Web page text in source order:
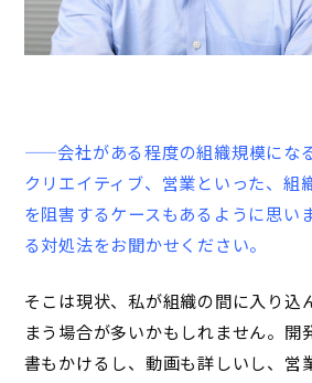
——会社がある程度の組織規模にな
クリエイティブ、営業といった、組
を阻害するケースもあるように思い
る対処法をお聞かせください。
そこは現状、私が組織の間に入り込
まう場合が多いかもしれません。開
書もかけるし、動画も詳しいし、営